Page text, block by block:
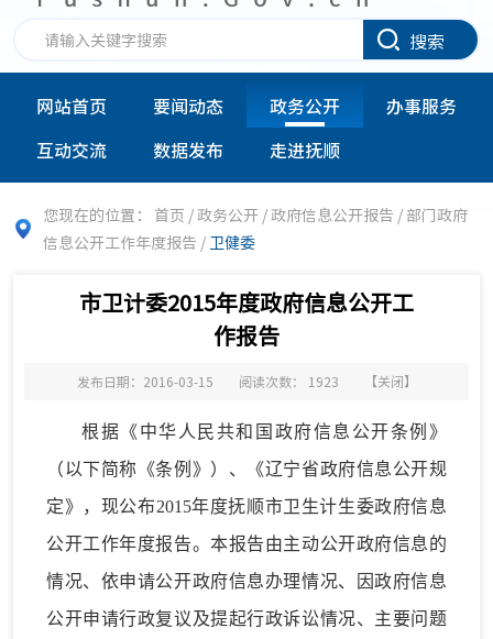
搜索
网站首页 要闻动态 政务公开
办事服务
互动交流
数据发布 走进抚顺
您现在的位置： 首页 /政务公开 /政府信息公开报告 / 部门政府
信息公开工作年度报告 / 卫健委
市卫计委2015年度政府信息公开工
作报告
发布日期：2016-03-15 阅读次数： 1923 【关闭】
根据《中华人民共和国政府信息公开条例》
（以下简称《条例》）、《辽宁省政府信息公开规
定》，现公布2015年度抚顺市卫生计生委政府信息
公开工作年度报告。本报告由主动公开政府信息的
情况、依申请公开政府信息办理情况、因政府信息
公开申请行政复议及提起行政诉讼情况、主要问题